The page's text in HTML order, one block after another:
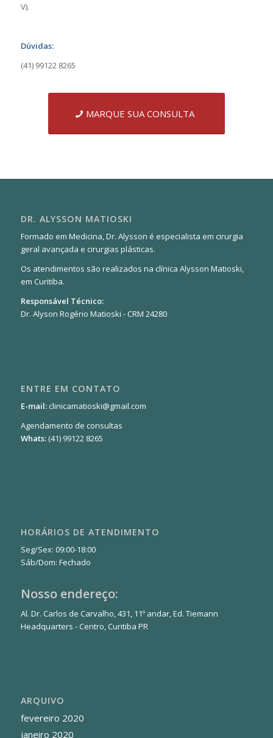
V).
Dúvidas:
(41) 99122 8265
MARQUE SUA CONSULTA
DR. ALYSSON MATIOSKI
Formado em Medicina, Dr. Alysson é especialista em cirurgia
geral avançada e cirurgias plásticas.
Os atendimentos são realizados na clínica Alysson Matioski,
em Curitiba.
Responsável Técnico:
Dr. Alyson Rogério Matioski - CRM 24280
ENTRE EM CONTATO
E-mail: clinicamatioski@gmail.com
Agendamento de consultas
Whats:(41) 99122 8265
HORÁRIOS DE ATENDIMENTO
Seg/Sex: 09:00-18:00
Sáb/Dom: Fechado
Nosso endereço:
Al. Dr. Carlos de Carvalho, 431, 11º andar, Ed. Tiemann
Headquarters - Centro, Curitiba PR
ARQUIVO
fevereiro 2020
janeiro 2020